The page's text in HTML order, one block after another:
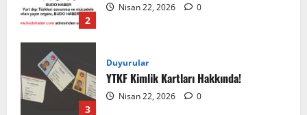
2
Nisan 22, 2026 0
3
Duyurular
YTKF Kimlik Kartları Hakkında!
Nisan 22, 2026 0